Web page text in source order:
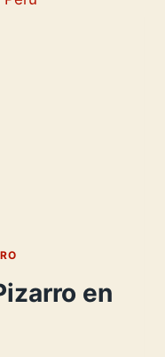
en